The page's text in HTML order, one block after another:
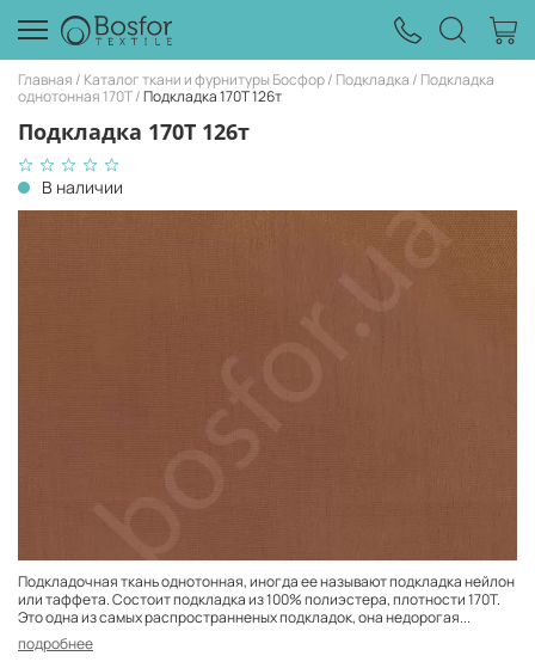
Главная Каталог ткани и фурнитуры Босфор Подкладка
Подкладка
однотонная 170Т Подкладка 170T 126т
Подкладка 170T 126т
В наличии
Подкладочная ткань однотонная, иногда ее называют подкладка нейлон
или таффета. Состоит подкладка из 100% полиэстера, плотности 170Т.
Это одна из самых распространненых подкладок, она недорогая...
подробнее